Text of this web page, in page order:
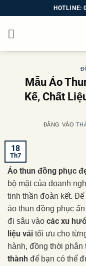
qua
nội
HOTLINE:
Mẫu Áo
Kế, Chất
ĐĂNG VÀO
18
Th7
Áo thun đồng phục
bộ mặt của doanh
tinh thần đoàn kết.
áo thun đồng phục
đi sâu vào các xu
liệu vải tối ưu cho
hành, đồng thời phân
thành để bạn có thể